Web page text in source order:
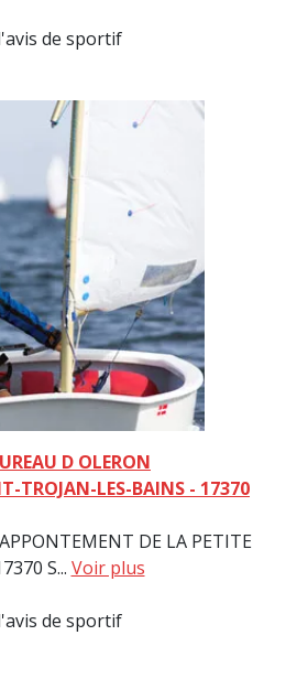
de sportif
D OLERON
TROJAN-LES-BAINS - 17370
DE LA PETITE
S... Voir plus
de sportif